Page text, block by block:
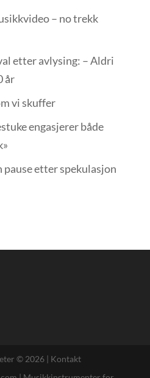
– no trekk
etter avlysing: – Aldri
år
vi skuffer
engasjerer både
pause etter spekulasjon
© 2026 | Kontakt